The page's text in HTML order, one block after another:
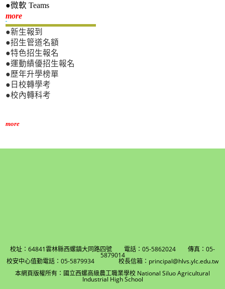
●微軟 Teams
more新生專區
●新生報到
●招生管道名額
●特色招生報名
●運動績優招生報名
●歷年升學榜單
●日校轉學考
●校內轉科考
more
校址：64841雲林縣西螺鎮大同路四號 電話：05-5862024 傳真：05-
5879014
校安中心值勤電話：05-5879934 校長信箱：principal@hlvs.ylc.edu.tw
本網頁版權所有：國立西螺高級農工職業學校 National Siluo Agricultural
Industrial High School